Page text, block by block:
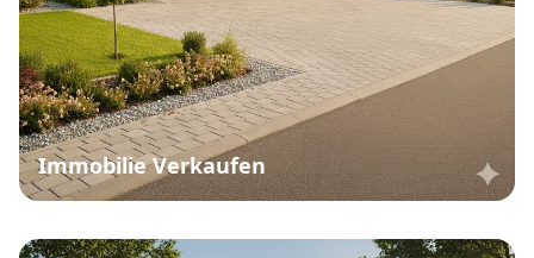
Immobilie Verkaufen